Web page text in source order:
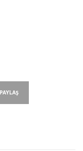
PAYLAŞ